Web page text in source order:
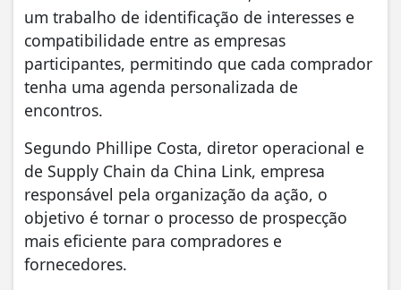
um trabalho de identificação de interesses e
compatibilidade entre as empresas
participantes, permitindo que cada comprador
tenha uma agenda personalizada de
encontros.
Segundo Phillipe Costa, diretor operacional e
de Supply Chain da China Link, empresa
responsável pela organização da ação, o
objetivo é tornar o processo de prospecção
mais eficiente para compradores e
fornecedores.